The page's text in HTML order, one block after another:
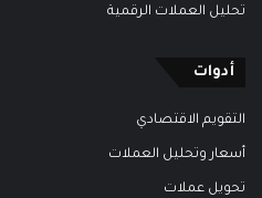
تحليل العملات الرقمية
أدوات
التقويم الاقتصادي
أسعار وتحليل العملات
تحويل عملات